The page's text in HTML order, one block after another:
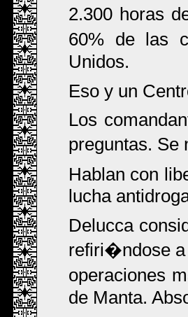
2.300 horas
60% de las
Unidos.
Eso y un
Los
preguntas.
Hablan con
lucha
Delucca
refiri�ndose a
operaciones
de Manta.